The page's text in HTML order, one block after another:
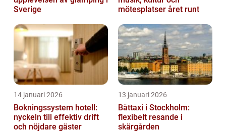
Sverige
mötesplatser året runt
14 januari 2026
Bokningssystem hotell:
nyckeln till effektiv drift
och nöjdare gäster
13 januari 2026
Båttaxi i Stockholm:
flexibelt resande i
skärgården